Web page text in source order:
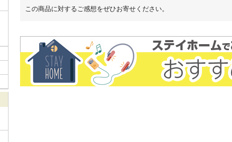
この商品に対するご感想をぜひお寄せください。